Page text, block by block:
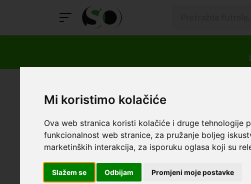
Mi koristimo kolačiće
Ova web stranica koristi kolačiće i druge tehnologije
funkcionalnost web stranice, za pružanje boljeg
marketinških interakcija, za isporuku oglasa koji su
Slažem se Odbijam Promjeni moje postavke
Samsung
S26
S26 Plus